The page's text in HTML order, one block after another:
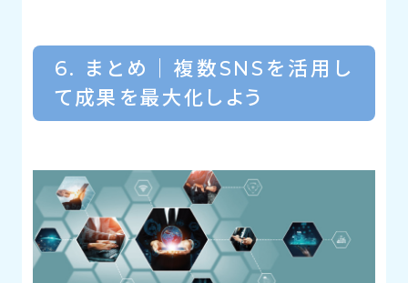
6. まとめ｜複数SNSを活用し
て成果を最大化しよう